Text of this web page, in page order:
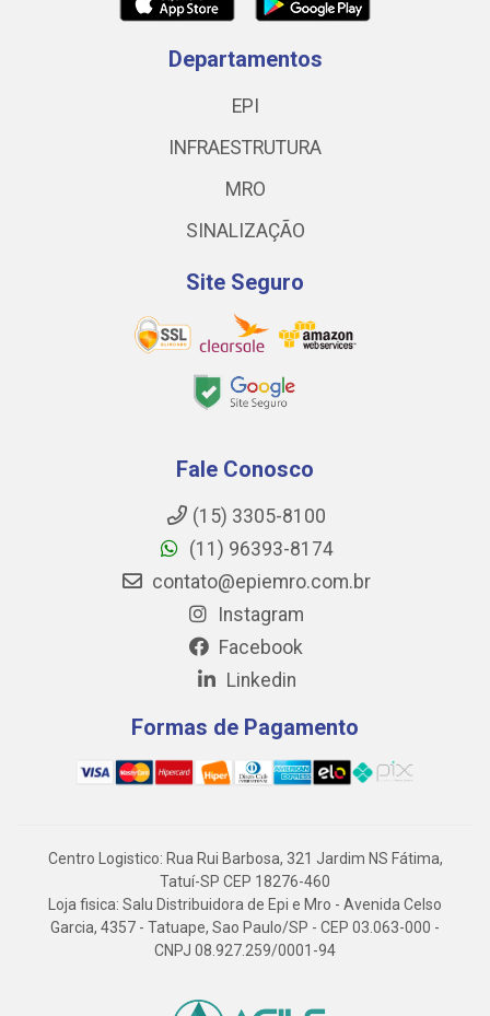
Departamentos
EPI
INFRAESTRUTURA
MRO
SINALIZAÇÃO
Site Seguro
Fale Conosco
(15) 3305-8100
(11) 96393-8174
contato@epiemro.com.br
Instagram
Facebook
Linkedin
Formas de Pagamento
Centro Logistico: Rua Rui Barbosa, 321 Jardim NS Fátima,
Tatuí-SP CEP 18276-460
Loja fisica: Salu Distribuidora de Epi e Mro - Avenida Celso
Garcia, 4357 - Tatuape, Sao Paulo/SP - CEP 03.063-000 -
CNPJ 08.927.259/0001-94